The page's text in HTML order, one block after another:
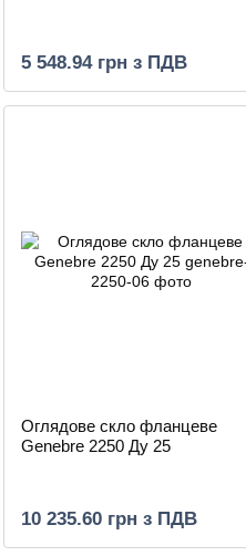
5 548.94 грн з ПДВ
Оглядове скло фланцеве
Genebre 2250 Ду 25
10 235.60 грн з ПДВ